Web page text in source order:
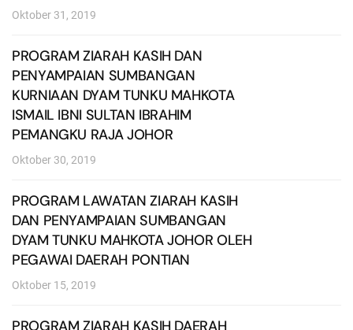
Oktober 31, 2019
PROGRAM ZIARAH KASIH DAN
PENYAMPAIAN SUMBANGAN
KURNIAAN DYAM TUNKU MAHKOTA
ISMAIL IBNI SULTAN IBRAHIM
PEMANGKU RAJA JOHOR
Oktober 30, 2019
PROGRAM LAWATAN ZIARAH KASIH
DAN PENYAMPAIAN SUMBANGAN
DYAM TUNKU MAHKOTA JOHOR OLEH
PEGAWAI DAERAH PONTIAN
Oktober 15, 2019
PROGRAM ZIARAH KASIH DAERAH